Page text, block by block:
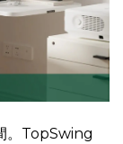
。TopSwing